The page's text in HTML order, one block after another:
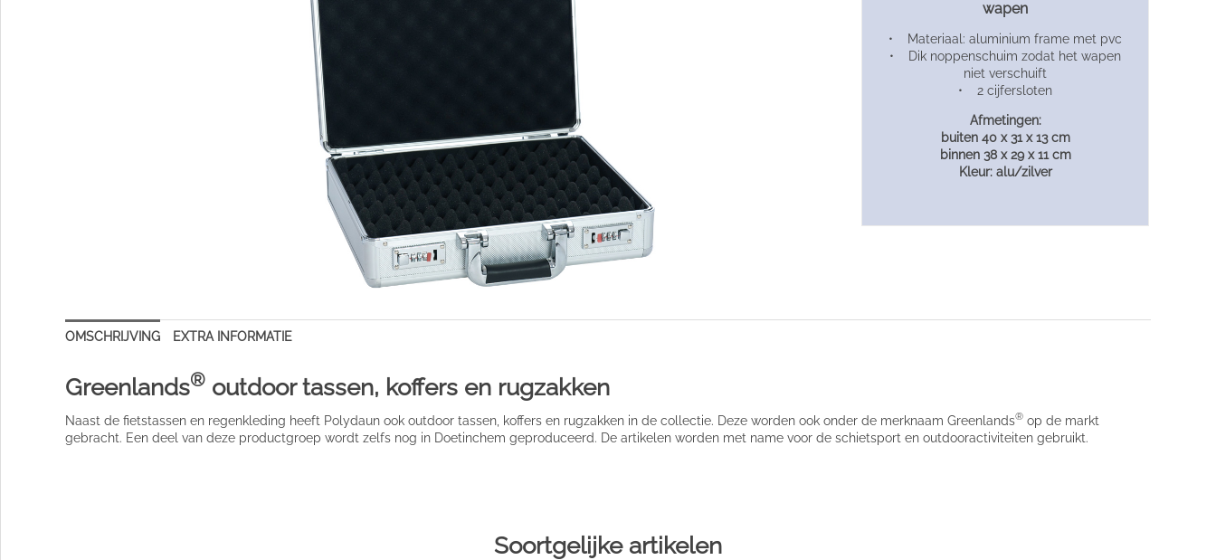
wapen
• Materiaal: aluminium frame met pvc
• Dik noppenschuim zodat het wapen
niet verschuift
• 2 cijfersloten
Afmetingen:
buiten 40 x 31 x 13 cm
binnen 38 x 29 x 11 cm
Kleur: alu/zilver
OMSCHRIJVING EXTRA INFORMATIE
Greenlands® outdoor tassen, koffers en rugzakken
Naast de fietstassen en regenkleding heeft Polydaun ook outdoor tassen, koffers en rugzakken in de collectie. Deze worden ook onder de merknaam Greenlands® op de markt
gebracht. Een deel van deze productgroep wordt zelfs nog in Doetinchem geproduceerd. De artikelen worden met name voor de schietsport en outdooractiviteiten gebruikt.
Soortgelijke artikelen